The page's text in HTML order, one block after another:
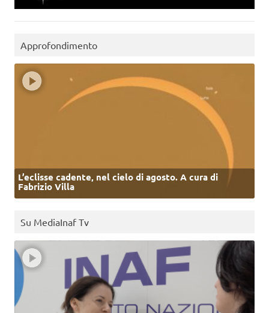
Approfondimento
L’eclisse cadente, nel cielo di agosto. A cura di
Fabrizio Villa
Su MediaInaf Tv